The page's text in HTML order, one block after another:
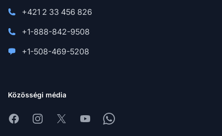
+421 2 33 456 826
+1-888-842-9508
+1-508-469-5208
Közösségi média
FacebookInstagram
X YoutubeWhatsapp